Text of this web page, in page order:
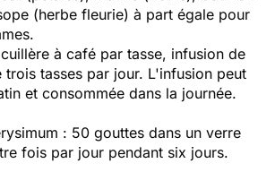
(herbe fleurie) à part égale pour
à café par tasse, infusion de
trois tasses par jour. L'infusion peut
et consommée dans la journée.
: 50 gouttes dans un verre
fois par jour pendant six jours.